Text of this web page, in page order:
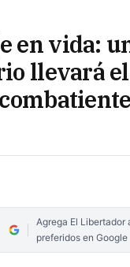
en vida:
llevará
Agrega El Libertador
preferidos en Google